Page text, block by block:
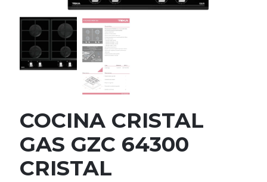
COCINA CRISTAL
GAS GZC 64300
CRISTAL